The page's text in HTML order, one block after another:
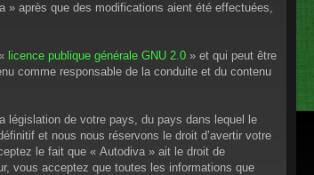
» après que des modifications aient été effectuées,
licence publique générale GNU 2.0 » et qui peut être
comme responsable de la conduite et du contenu
législation de votre pays, du pays dans lequel le
et nous nous réservons le droit d’avertir votre
le fait que « Autodiva » ait le droit de
vous acceptez que toutes les informations que